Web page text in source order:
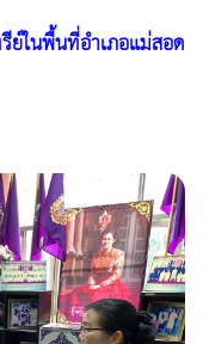
ย์ในพื้นที่อำเภอแม่สอด